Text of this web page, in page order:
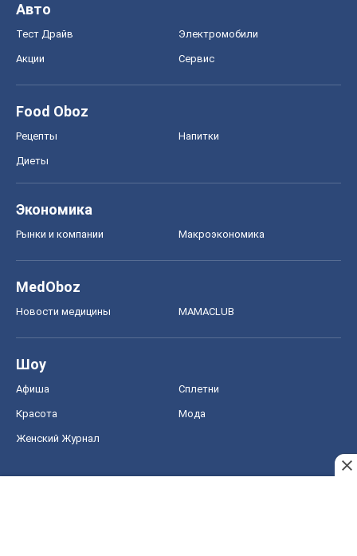
Авто
Тест Драйв Электромобили
Акции Сервис
Food Oboz
Рецепты Напитки
Диеты
Экономика
Рынки и компании Mакроэкономика
MedOboz
Новости медицины MAMACLUB
Шоу
Афиша Сплетни
Красота Мода
Женский Журнал